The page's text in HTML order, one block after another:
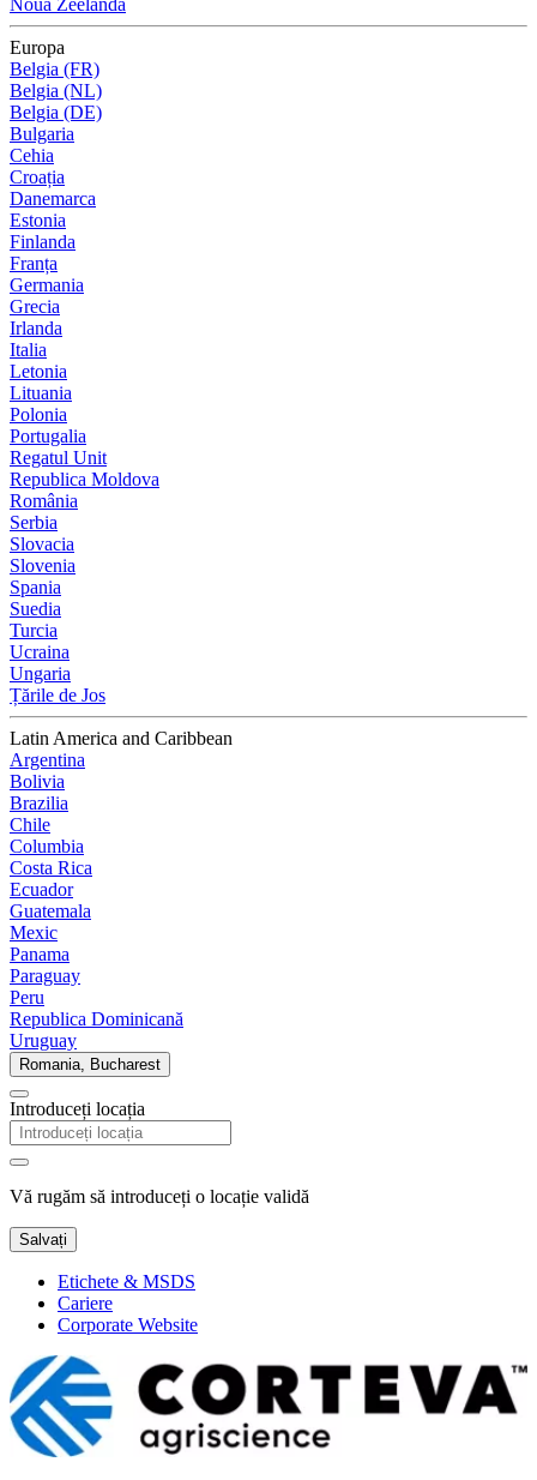
Europa
Belgia (FR)
Belgia (NL)
Belgia (DE)
Bulgaria
Cehia
Croația
Danemarca
Estonia
Finlanda
Franța
Germania
Grecia
Irlanda
Italia
Letonia
Lituania
Polonia
Portugalia
Regatul Unit
Republica Moldova
România
Serbia
Slovacia
Slovenia
Spania
Suedia
Turcia
Ucraina
Ungaria
Țările de Jos
Latin America and Caribbean
Argentina
Bolivia
Brazilia
Chile
Columbia
Costa Rica
Ecuador
Guatemala
Mexic
Panama
Paraguay
Peru
Republica Dominicană
Uruguay
Romania, Bucharest
Introduceți locația
Vă rugăm să introduceți o locație validă
Salvați
Etichete & MSDS
Cariere
Corporate Website